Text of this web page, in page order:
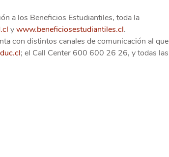
a los Beneficios Estudiantiles, toda la
y www.beneficiosestudiantiles.cl.
con distintos canales de comunicación al que
; el Call Center 600 600 26 26, y todas las